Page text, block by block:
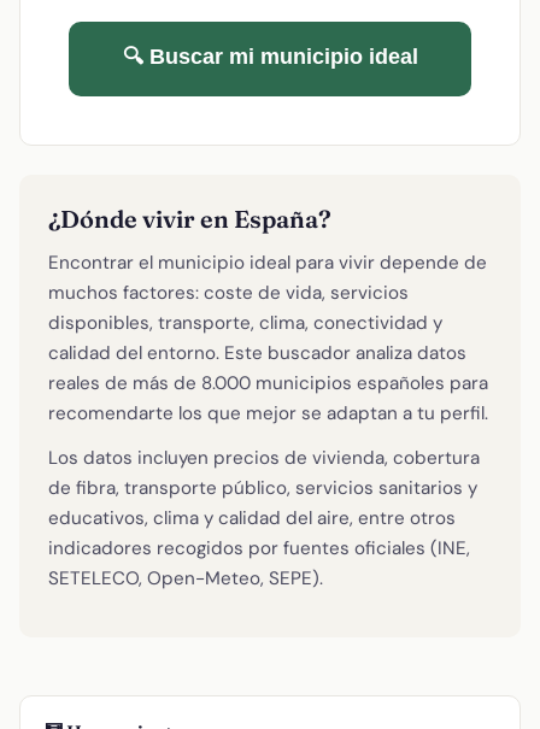
🔍 Buscar mi municipio ideal
¿Dónde vivir en España?
Encontrar el municipio ideal para vivir depende de
muchos factores: coste de vida, servicios
disponibles, transporte, clima, conectividad y
calidad del entorno. Este buscador analiza datos
reales de más de 8.000 municipios españoles para
recomendarte los que mejor se adaptan a tu perfil.
Los datos incluyen precios de vivienda, cobertura
de fibra, transporte público, servicios sanitarios y
educativos, clima y calidad del aire, entre otros
indicadores recogidos por fuentes oficiales (INE,
SETELECO, Open-Meteo, SEPE).